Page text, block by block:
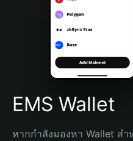
Português (Brasil)
Español (Argentina)
EMS Wallet
หากกำลังมองหา Wallet ส